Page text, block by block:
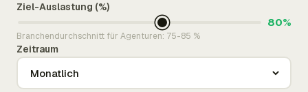
Ziel-Auslastung (%)
80%
Branchendurchschnitt für Agenturen: 75-85 %
Zeitraum